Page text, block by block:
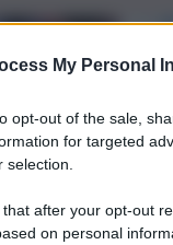
My Personal
opt-out of the sale,
for targeted
selection.
after your opt-out
on personal